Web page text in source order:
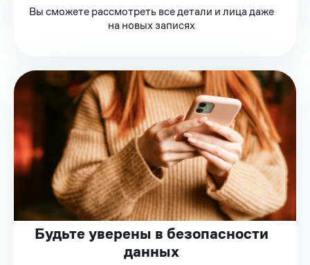
Вы сможете рассмотреть все детали и лица даже
на новых записях
Будьте уверены в безопасности
данных